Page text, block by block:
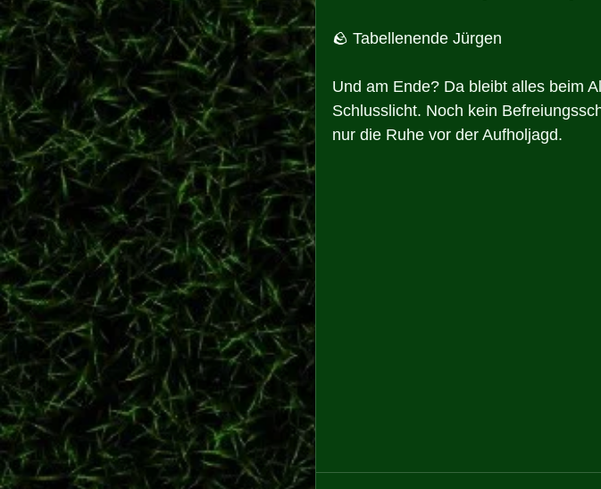
🪨 Tabellenende Jürgen
Und am Ende? Da bleibt alles beim
Schlusslicht. Noch kein
nur die Ruhe vor der Aufholjagd.